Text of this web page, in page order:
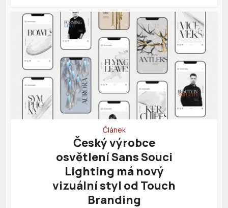
Článek
Český výrobce
osvětlení Sans Souci
Lighting má nový
vizuální styl od Touch
Branding